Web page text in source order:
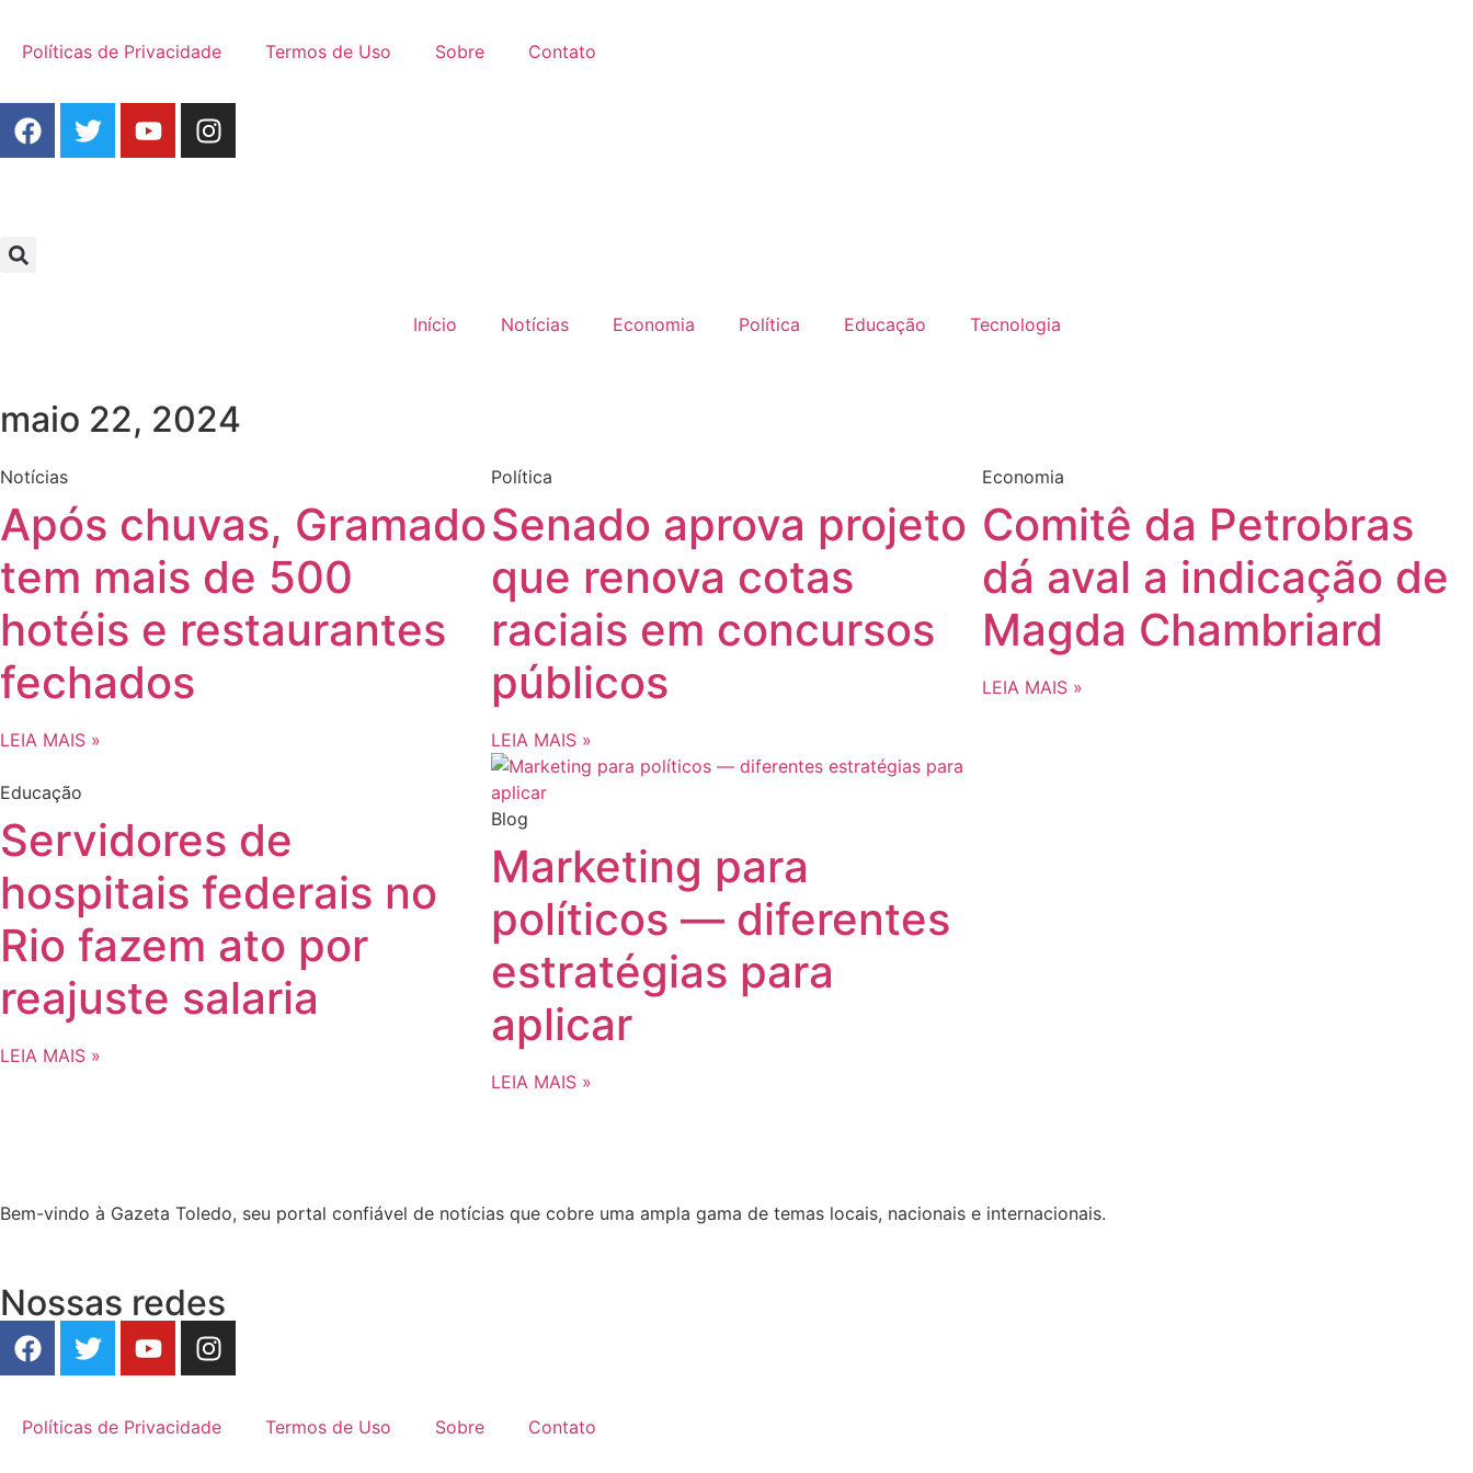
Políticas de Privacidade Termos de Uso Sobre Contato
Início Notícias Economia Política Educação Tecnologia
maio 22, 2024
Notícias
Após chuvas, Gramado
tem mais de 500
hotéis e restaurantes
fechados
LEIA MAIS »
Política
Senado aprova projeto
que renova cotas
raciais em concursos
públicos
LEIA MAIS »
Economia
Comitê da Petrobras
dá aval a indicação de
Magda Chambriard
LEIA MAIS »
Educação
Servidores de
hospitais federais no
Rio fazem ato por
reajuste salaria
LEIA MAIS »
Blog
Marketing para
políticos — diferentes
estratégias para
aplicar
LEIA MAIS »
Bem-vindo à Gazeta Toledo, seu portal confiável de notícias que cobre uma ampla gama de temas locais, nacionais e internacionais.
Nossas redes
Políticas de Privacidade Termos de Uso Sobre Contato